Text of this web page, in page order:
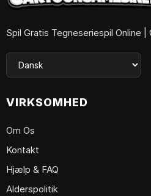
Spil Gratis Tegneseriespil Online
VIRKSOMHED
Om Os
Kontakt
Hjælp & FAQ
Alderspolitik